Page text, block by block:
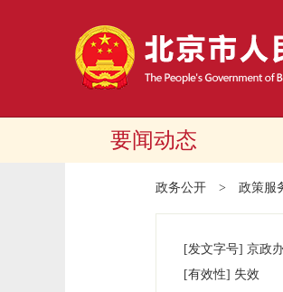
要闻动态
政务公开 > 政策服
[发文字号] 京政
[有效性] 失效